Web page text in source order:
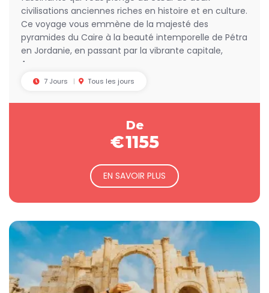
Trésor et laissez-vous transporter par la magie de cet
ancien royaume nabatéen.
Ne manquez pas l'occasion de flotter dans les eaux salées
de la Mer Morte, une expérience inoubliable. Ensuite,
où vous pourrez explorer ses paysages époustouflants en
mémorable qui vous laissera des souvenirs impérissables.
Que vous soyez passionné d'histoire ou amateur de nature,
Ne ratez pas cette chance et réservez votre voyage dès
civilisations anciennes riches en histoire et en culture.
Ce voyage vous emmène de la majesté des
pyramides du Caire à la beauté intemporelle de Pétra
en Jordanie, en passant par la vibrante capitale,
Amman.
7 Jours Tous les jours
De
€1155
EN SAVOIR PLUS